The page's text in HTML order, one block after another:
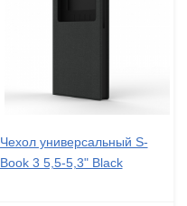
Чехол универсальный S-
Book 3 5,5-5,3" Black